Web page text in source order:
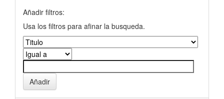
Añadir filtros:
Usa los filtros para afinar la busqueda.